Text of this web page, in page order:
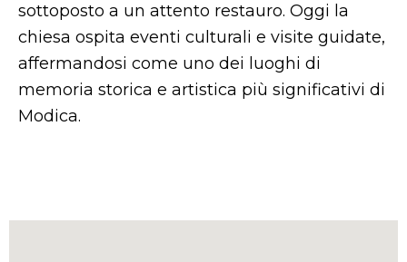
sottoposto a un attento restauro. Oggi la
chiesa ospita eventi culturali e visite guidate,
affermandosi come uno dei luoghi di
memoria storica e artistica più significativi di
Modica.